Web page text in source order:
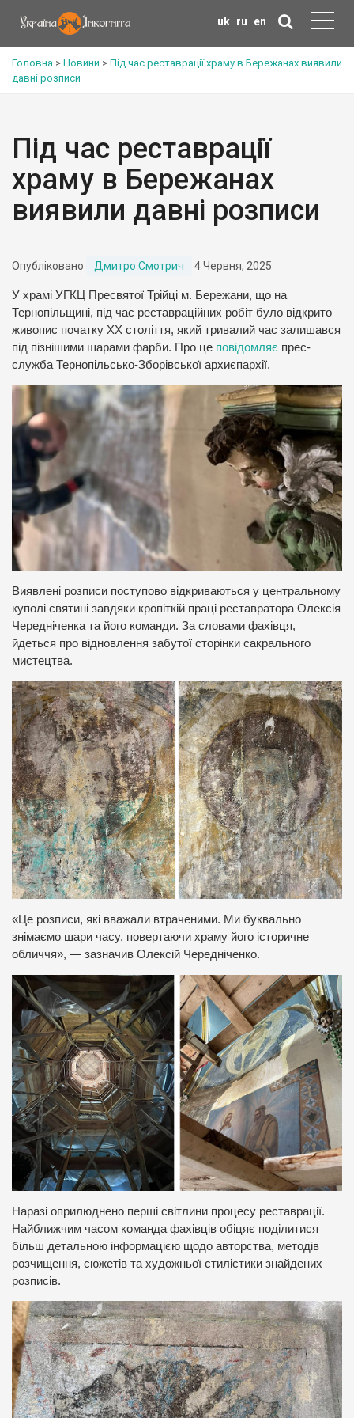
uk ru en
Головна > Новини > Під час реставрації храму в Бережанах виявили
давні розписи
Під час реставрації
храму в Бережанах
виявили давні розписи
Опубліковано Дмитро Смотрич 4 Червня, 2025
У храмі УГКЦ Пресвятої Трійці м. Бережани, що на
Тернопільщині, під час реставраційних робіт було відкрито
живопис початку ХХ століття, який тривалий час залишався
під пізнішими шарами фарби. Про це повідомляє прес-
служба Тернопільсько-Зборівської архиєпархії.
Виявлені розписи поступово відкриваються у центральному
куполі святині завдяки кропіткій праці реставратора Олексія
Чередніченка та його команди. За словами фахівця,
йдеться про відновлення забутої сторінки сакрального
мистецтва.
«Це розписи, які вважали втраченими. Ми буквально
знімаємо шари часу, повертаючи храму його історичне
обличчя», — зазначив Олексій Чередніченко.
Наразі оприлюднено перші світлини процесу реставрації.
Найближчим часом команда фахівців обіцяє поділитися
більш детальною інформацією щодо авторства, методів
розчищення, сюжетів та художньої стилістики знайдених
розписів.